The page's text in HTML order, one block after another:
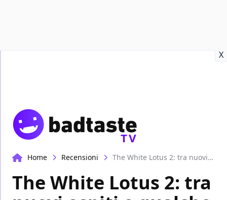
X
TV
Home Recensioni The White Lotus 2: tra nuovi ospiti e qualche pene di troppo
The White Lotus 2: tra